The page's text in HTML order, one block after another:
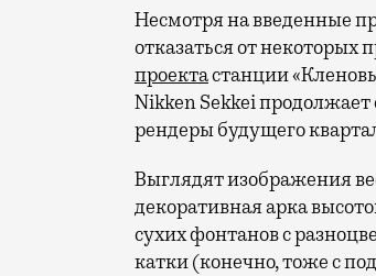
Несмотря на введенные
отказаться от некоторых
проектастанции
Nikken Sekkei продолжает
рендеры будущего
Выглядят изображения
декоративная арка
сухих фонтанов с
катки (конечно, тоже с